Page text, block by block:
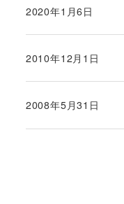
投稿日
2020年1月6日
投稿日
2010年12月1日
投稿日
2008年5月31日